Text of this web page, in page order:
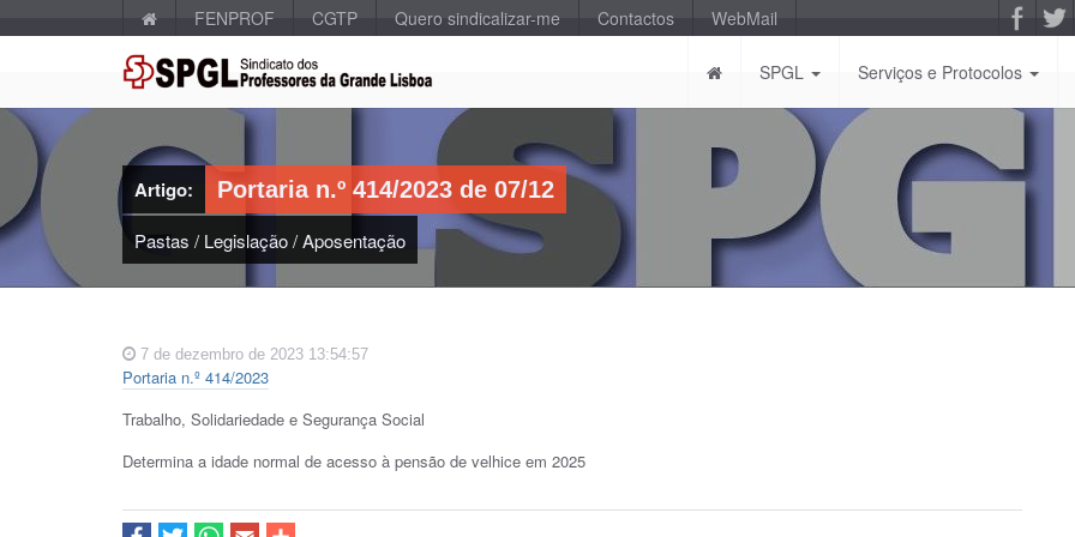
FENPROF CGTP Quero sindicalizar-me Contactos WebMail
SPGL Serviços e Protocolos
Artigo: Portaria n.º 414/2023 de 07/12
Pastas / Legislação/Aposentação
7 de dezembro de 2023 13:54:57
Portaria n.º 414/2023
Trabalho, Solidariedade e Segurança Social
Determina a idade normal de acesso à pensão de velhice em 2025